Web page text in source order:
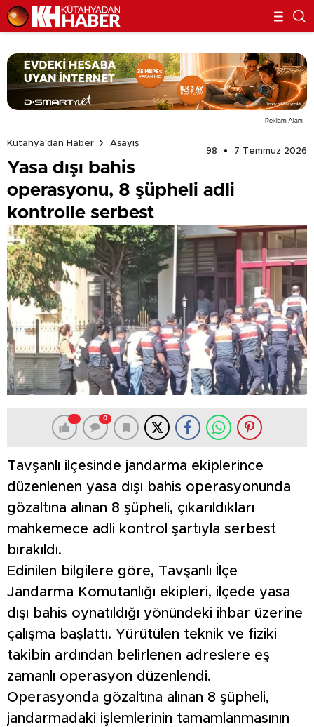
Reklam Alanı
Kütahya'dan Haber
Asayiş
98
7 Temmuz 2026
Yasa dışı bahis
operasyonu, 8 şüpheli adli
kontrolle serbest
0
Tavşanlı ilçesinde jandarma ekiplerince
düzenlenen yasa dışı bahis operasyonunda
gözaltına alınan 8 şüpheli, çıkarıldıkları
mahkemece adli kontrol şartıyla serbest
bırakıldı.
Edinilen bilgilere göre, Tavşanlı İlçe
Jandarma Komutanlığı ekipleri, ilçede yasa
dışı bahis oynatıldığı yönündeki ihbar üzerine
çalışma başlattı. Yürütülen teknik ve fiziki
takibin ardından belirlenen adreslere eş
zamanlı operasyon düzenlendi.
Operasyonda gözaltına alınan 8 şüpheli,
jandarmadaki işlemlerinin tamamlanmasının